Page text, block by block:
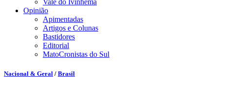
Vale do Ivinhema
Opinião
Apimentadas
Artigos e Colunas
Bastidores
Editorial
MatoCronistas do Sul
Nacional & Geral / Brasil